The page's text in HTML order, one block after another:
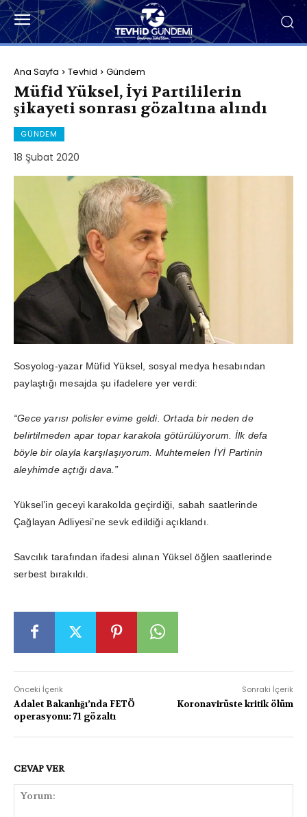
Ana Sayfa Tevhid Gündem
Müfid Yüksel, İyi Partililerin
şikayeti sonrası gözaltına alındı
GÜNDEM
18 Şubat 2020
Sosyolog-yazar Müfid Yüksel, sosyal medya hesabından
paylaştığı mesajda şu ifadelere yer verdi:
“Gece yarısı polisler evime geldi. Ortada bir neden de
belirtilmeden apar topar karakola götürülüyorum. İlk defa
böyle bir olayla karşılaşıyorum. Muhtemelen İYİ Partinin
aleyhimde açtığı dava.”
Yüksel’in geceyi karakolda geçirdiği, sabah saatlerinde
Çağlayan Adliyesi’ne sevk edildiği açıklandı.
Savcılık tarafından ifadesi alınan Yüksel öğlen saatlerinde
serbest bırakıldı.
Önceki İçerik
Adalet Bakanlığı’nda FETÖ
operasyonu: 71 gözaltı
Sonraki İçerik
Koronavirüste kritik ölüm
CEVAP VER